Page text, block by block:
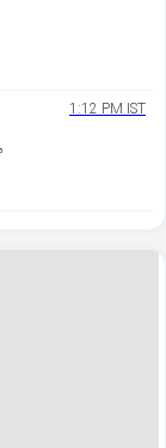
1:12 PM IST